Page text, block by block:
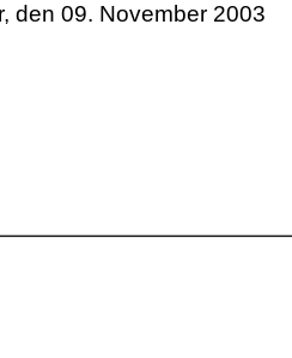
den 09. November 2003